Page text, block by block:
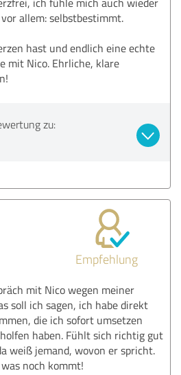
allem: selbstbestimmt.
hast und endlich eine echte
mit Nico. Ehrliche, klare
zu:
Empfehlung
mit Nico wegen meiner
soll ich sagen, ich habe direkt
die ich sofort umsetzen
haben. Fühlt sich richtig gut
weiß jemand, wovon er spricht.
noch kommt!